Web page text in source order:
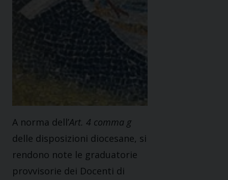
A norma dell’Art. 4 comma g
delle disposizioni diocesane, si
rendono note le graduatorie
provvisorie dei Docenti di